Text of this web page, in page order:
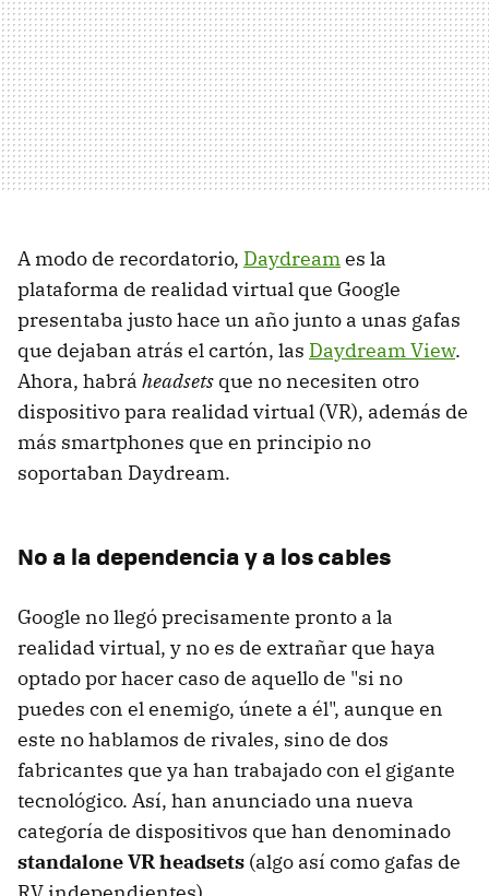
A modo de recordatorio, Daydreames la
plataforma de realidad virtual que Google
presentaba justo hace un año junto a unas gafas
que dejaban atrás el cartón, las Daydream View.
Ahora, habrá headsets que no necesiten otro
dispositivo para realidad virtual (VR), además de
más smartphones que en principio no
soportaban Daydream.
No a la dependencia y a los cables
Google no llegó precisamente pronto a la
realidad virtual, y no es de extrañar que haya
optado por hacer caso de aquello de "si no
puedes con el enemigo, únete a él", aunque en
este no hablamos de rivales, sino de dos
fabricantes que ya han trabajado con el gigante
tecnológico. Así, han anunciado una nueva
categoría de dispositivos que han denominado
standalone VR headsets (algo así como gafas de